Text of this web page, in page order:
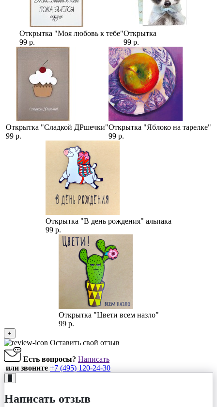
Открытка "Моя любовь к тебе"
99 р.
Открытка
99 р.
Открытка "Сладкой ДРшечки"
99 р.
Открытка "Яблоко на тарелке"
99 р.
Открытка "В день рождения" альпака
99 р.
Открытка "Цвети всем назло"
99 р.
+
Оставить свой отзыв
Есть вопросы? Написать
или звоните +7 (495) 120-24-30
+
Написать отзыв